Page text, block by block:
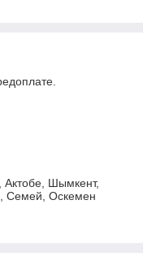
Актобе, Шымкент,
Семей, Оскемен